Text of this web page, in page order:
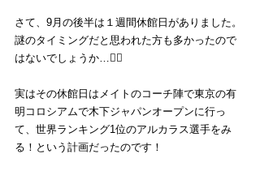
さて、9月の後半は１週間休館日がありました。
謎のタイミングだと思われた方も多かったので
はないでしょうか…🙇‍♂️
実はその休館日はメイトのコーチ陣で東京の有
明コロシアムで木下ジャパンオープンに行っ
て、世界ランキング1位のアルカラス選手をみ
る！という計画だったのです！